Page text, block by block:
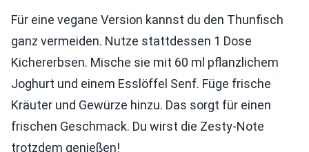
Für eine vegane Version kannst du den Thunfisch
ganz vermeiden. Nutze stattdessen 1 Dose
Kichererbsen. Mische sie mit 60 ml pflanzlichem
Joghurt und einem Esslöffel Senf. Füge frische
Kräuter und Gewürze hinzu. Das sorgt für einen
frischen Geschmack. Du wirst die Zesty-Note
trotzdem genießen!